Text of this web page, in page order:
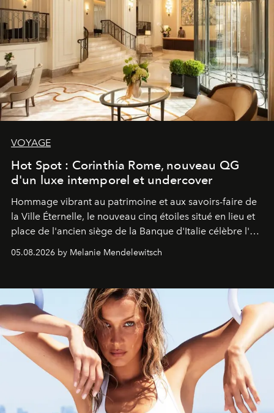
VOYAGE
Hot Spot : Corinthia Rome, nouveau QG
d'un luxe intemporel et undercover
Hommage vibrant au patrimoine et aux savoirs-faire de
la Ville Éternelle, le nouveau cinq étoiles situé en lieu et
place de l'ancien siège de la Banque d'Italie célèbre l'art
de vivre Romain dans toute son élégance intemporelle.
05.08.2026 by Melanie Mendelewitsch